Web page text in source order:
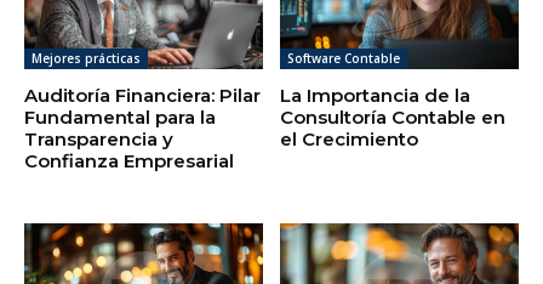
Mejores prácticas
Auditoría Financiera: Pilar
Fundamental para la
Transparencia y
Confianza Empresarial
Software Contable
La Importancia de la
Consultoría Contable en
el Crecimiento